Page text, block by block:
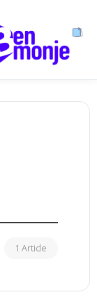
1 Article